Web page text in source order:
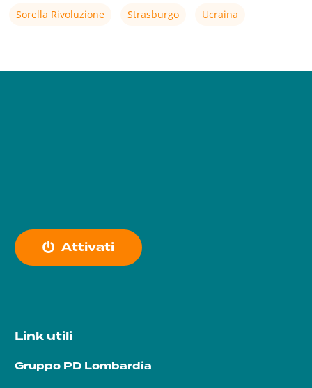
Sorella Rivoluzione Strasburgo Ucraina
Attivati
Link utili
Gruppo PD Lombardia